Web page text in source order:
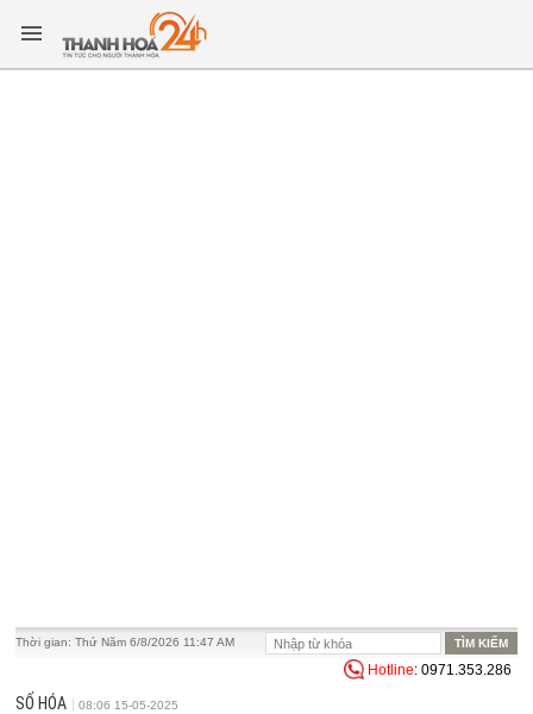
Thời gian:Thứ Năm 6/8/2026 11:47 AM
Hotline: 0971.353.286
SỐ HÓA 08:06 15-05-2025